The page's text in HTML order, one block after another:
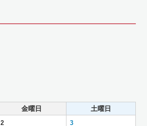
金曜日 土曜日
2 3